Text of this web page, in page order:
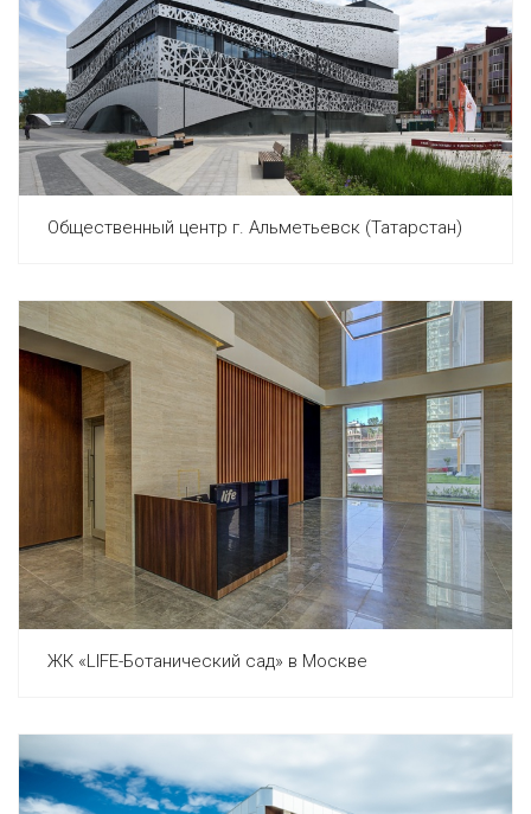
Общественный центр г. Альметьевск (Татарстан)
ЖК «LIFE-Ботанический сад» в Москве